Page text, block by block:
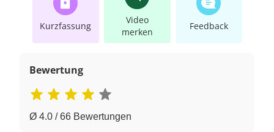
Kurzfassung
Video
merken
Feedback
Bewertung
Ø 4.0 / 66 Bewertungen